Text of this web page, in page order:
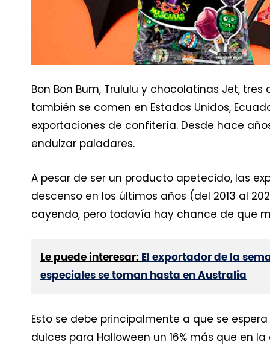
Bon Bon Bum, Trululu y chocolatinas Jet,
también se comen en Estados Unidos,
exportaciones de confitería. Desde hace
endulzar paladares.
A pesar de ser un producto apetecido, las
descenso en los últimos años (del 2013 al
cayendo, pero todavía hay chance de que
Le puede interesar: El exportador de la
especiales se toman hasta en Australia
Esto se debe principalmente a que se
dulces para Halloween un 16% más que en